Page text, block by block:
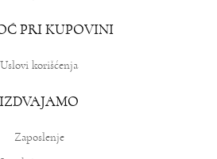
PRI KUPOVINI
Uslovi korišćenja
IZDVAJAMO
Zaposlenje